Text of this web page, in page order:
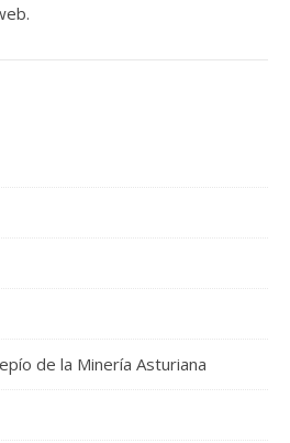
de la Minería Asturiana